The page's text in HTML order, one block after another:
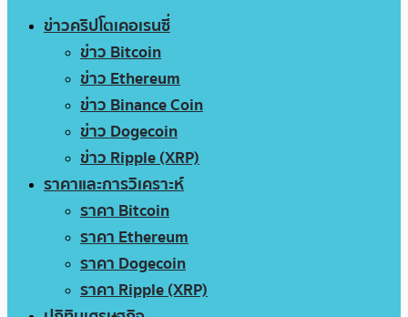
ข่าวคริปโตเคอเรนซี่
ข่าว Bitcoin
ข่าว Ethereum
ข่าว Binance Coin
ข่าว Dogecoin
ข่าว Ripple (XRP)
ราคาและการวิเคราะห์
ราคา Bitcoin
ราคา Ethereum
ราคา Dogecoin
ราคา Ripple (XRP)